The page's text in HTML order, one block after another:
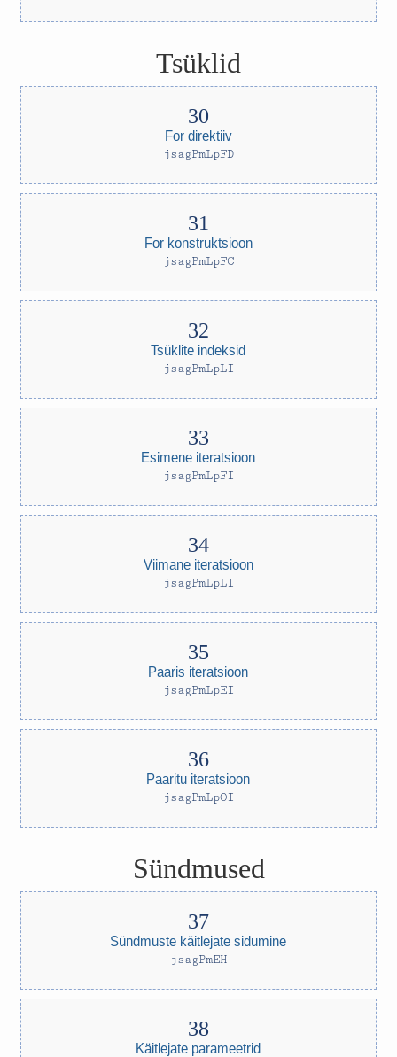
Tsüklid
For direktiiv
jsagPmLpFD
For konstruktsioon
jsagPmLpFC
Tsüklite indeksid
jsagPmLpLI
Esimene iteratsioon
jsagPmLpFI
Viimane iteratsioon
jsagPmLpLI
Paaris iteratsioon
jsagPmLpEI
Paaritu iteratsioon
jsagPmLpOI
Sündmused
Sündmuste käitlejate sidumine
jsagPmEH
Käitlejate parameetrid